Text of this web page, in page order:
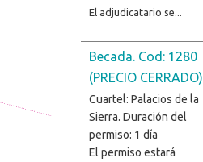
El adjudicatario se...
Becada. Cod: 1280
(PRECIO CERRADO)
Cuartel: Palacios de la
Sierra. Duración del
permiso: 1 día
El permiso estará